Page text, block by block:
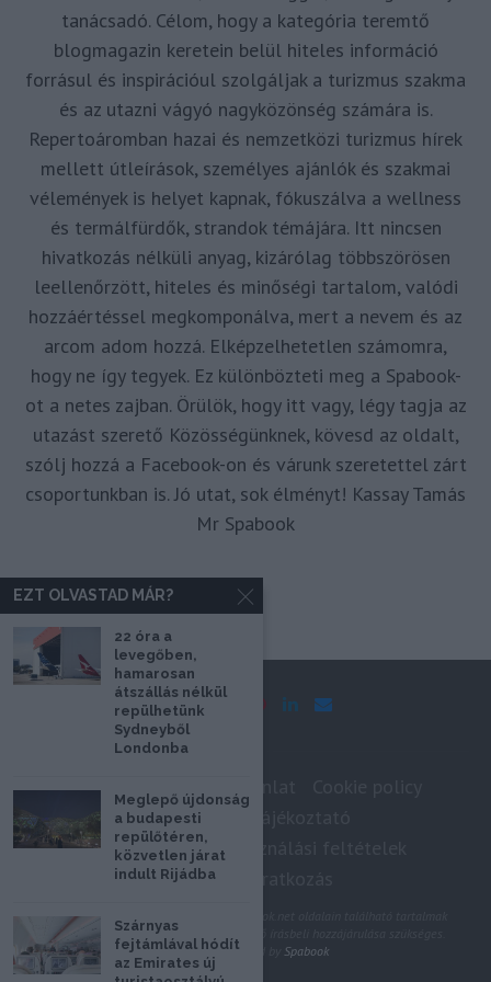
tanácsadó. Célom, hogy a kategória teremtő
blogmagazin keretein belül hiteles információ
forrásul és inspirációul szolgáljak a turizmus szakma
és az utazni vágyó nagyközönség számára is.
Repertoáromban hazai és nemzetközi turizmus hírek
mellett útleírások, személyes ajánlók és szakmai
vélemények is helyet kapnak, fókuszálva a wellness
és termálfürdők, strandok témájára. Itt nincsen
hivatkozás nélküli anyag, kizárólag többszörösen
leellenőrzött, hiteles és minőségi tartalom, valódi
hozzáértéssel megkomponálva, mert a nevem és az
arcom adom hozzá. Elképzelhetetlen számomra,
hogy ne így tegyek. Ez különbözteti meg a Spabook-
ot a netes zajban. Örülök, hogy itt vagy, légy tagja az
utazást szerető Közösségünknek, kövesd az oldalt,
szólj hozzá a Facebook-on és várunk szeretettel zárt
csoportunkban is. Jó utat, sok élményt! Kassay Tamás
Mr Spabook
Impresszum
Adatkezelési tájékoztató
Szerzői jogok, felhasználási feltételek
Hírlevél feliratkozás
@2020 - Minden jog fenntartva. A Spabook.net oldalain található tartalmak
felhasználásához, újraközléséhez a szerző írásbeli hozzájárulása szükséges.
All Rights Reserved by
Spabook
EZT OLVASTAD MÁR?
22 óra a
levegőben,
hamarosan
átszállás nélkül
repülhetünk
Sydneyből
Londonba
Meglepő újdonság
a budapesti
repülőtéren,
közvetlen járat
indult Rijádba
Szárnyas
fejtámlával hódít
az Emirates új